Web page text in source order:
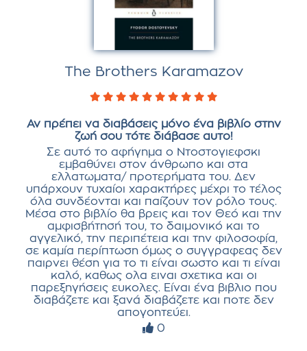
The Brothers Karamazov
Αν πρέπει να διαβάσεις μόνο ένα βιβλίο στην
ζωή σου τότε διάβασε αυτο!
Σε αυτό το αφήγημα ο Ντοστογιεφσκι
εμβαθύνει στον άνθρωπο και στα
ελλατωματα/ προτερήματα του. Δεν
υπάρχουν τυχαίοι χαρακτήρες μέχρι το τέλος
όλα συνδέονται και παίζουν τον ρόλο τους.
Μέσα στο βιβλίο θα βρεις και τον Θεό και την
αμφισβήτησή του, το δαιμονικό και το
αγγελικό, την περιπέτεια και την φιλοσοφία,
σε καμία περίπτωση όμως ο συγγραφεας δεν
παιρνει θέση για το τι είναι σωστο και τι είναι
καλό, καθως ολα ειναι σχετικα και οι
παρεξηγήσεις ευκολες. Είναι ένα βιβλιο που
διαβάζετε και ξανά διαβάζετε και ποτε δεν
απογοητεύει.
0